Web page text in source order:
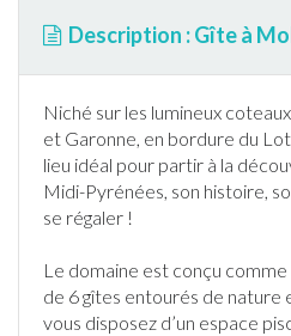
Description : Gîte à
Niché sur les lumineux
et Garonne, en bordure du Lot
lieu idéal pour partir à la
Midi-Pyrénées, son histoire,
se régaler !
Le domaine est conçu
de 6gîtes entourés de nature
vous disposez d’un espace